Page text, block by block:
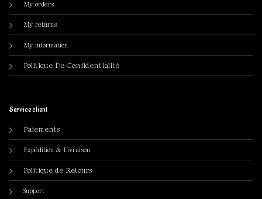
My orders
My returns
My information
Politique De Confidentialité
Service client
Paiements
Expédition & Livraison
Politique de Retours
Support